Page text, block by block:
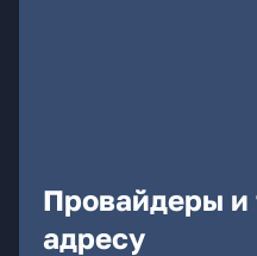
Провайдеры и
адресу